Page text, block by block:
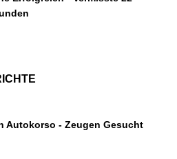
Autokorso - Zeugen Gesucht